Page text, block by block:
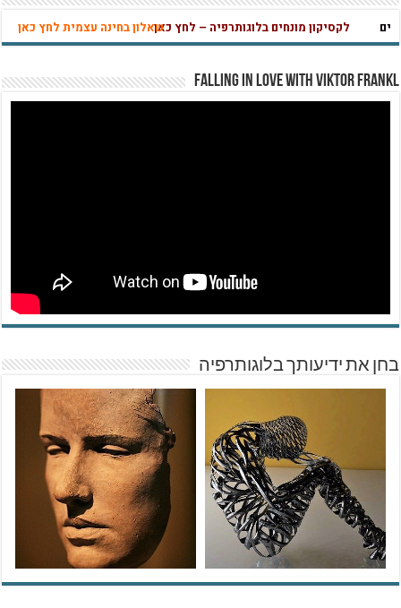
לקסיקון מונחים בלוגותרפיה – לחץ כאןשאלון בחינה עצמית לחץ כאןמהי אהבה
Falling in Love with Viktor Frankl
בחן את ידיעותך בלוגותרפיה